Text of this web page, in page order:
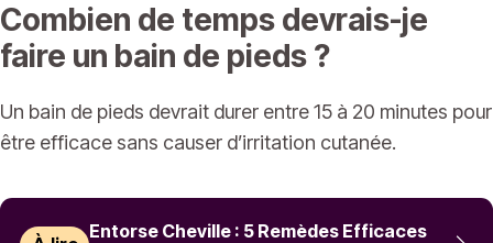
Combien de temps devrais-je
faire un bain de pieds ?
Un bain de pieds devrait durer entre 15 à 20 minutes pour
être efficace sans causer d’irritation cutanée.
Entorse Cheville : 5 Remèdes Efficaces